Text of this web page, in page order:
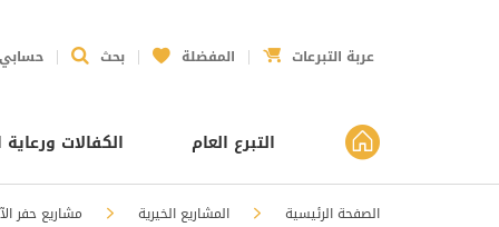
حسابي بحث المفضلة عربة التبرعات
التبرع العام الكفالات ورعاية
الصفحة الرئيسية المشاريع الخيرية مشاريع حفر